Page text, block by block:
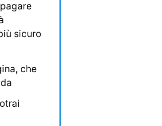
sicuro
che